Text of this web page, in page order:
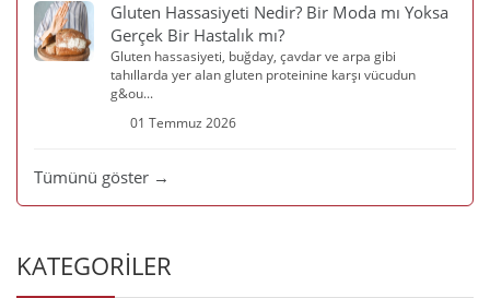
Gluten Hassasiyeti Nedir? Bir Moda mı Yoksa
Gerçek Bir Hastalık mı?
Gluten hassasiyeti, buğday, çavdar ve arpa gibi
tahıllarda yer alan gluten proteinine karşı vücudun
g&ou...
01 Temmuz 2026
Tümünü göster →
KATEGORİLER